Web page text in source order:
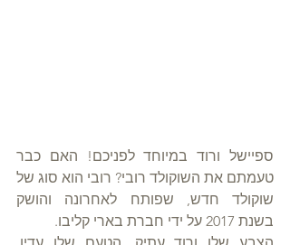
בשנת 2017 על ידי חברת בארי קליבו.